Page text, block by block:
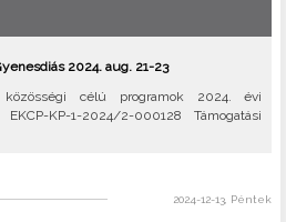
2024. aug. 21-23
közösségi célú programok 2024. évi
KP-1-2024/2-000128 Támogatási
2024-12-13, Péntek